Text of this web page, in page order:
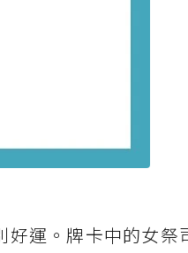
運。牌卡中的女祭